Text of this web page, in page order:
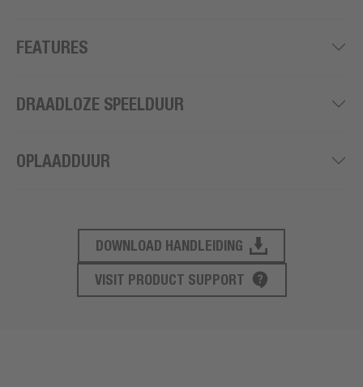
FEATURES
DRAADLOZE SPEELDUUR
OPLAADDUUR
PRODUCT ONDERSTEUNING
DOWNLOAD HANDLEIDING
VISIT PRODUCT SUPPORT